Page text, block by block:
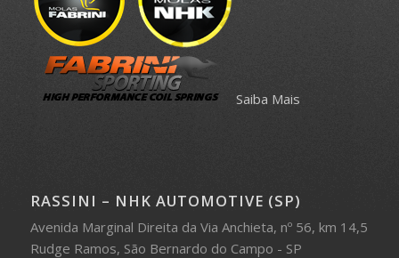
Saiba Mais
RASSINI – NHK AUTOMOTIVE (SP)
Avenida Marginal Direita da Via Anchieta, nº 56, km 14,5
Rudge Ramos, São Bernardo do Campo - SP